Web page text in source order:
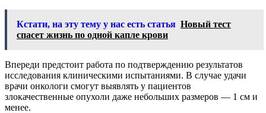
Кстати, на эту тему у нас есть статья Новый тест
спасет жизнь по одной капле крови
Впереди предстоит работа по подтверждению результатов
исследования клиническими испытаниями. В случае удачи
врачи онкологи смогут выявлять у пациентов
злокачественные опухоли даже небольших размеров — 1 см и
менее.